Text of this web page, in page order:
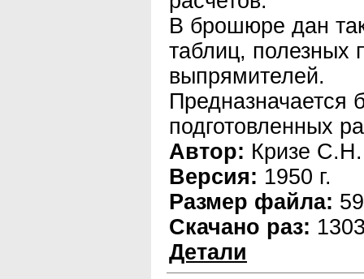
В брошюре дан
таблиц, полезных
выпрямителей.
подготовленных
Автор: Кризе С.Н.
Версия: 1950 г.
Размер файла:
Скачано раз:
Детали